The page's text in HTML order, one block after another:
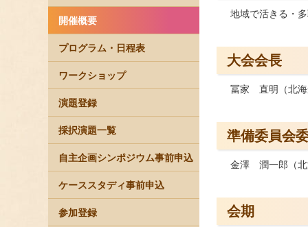
開催概要
プログラム・日程表
ワークショップ
演題登録
採択演題一覧
自主企画シンポジウム事前申込
ケーススタディ事前申込
参加登録
地域で活きる・
大会会長
冨家 直明（北
準備委員会
金澤 潤一郎（
会期